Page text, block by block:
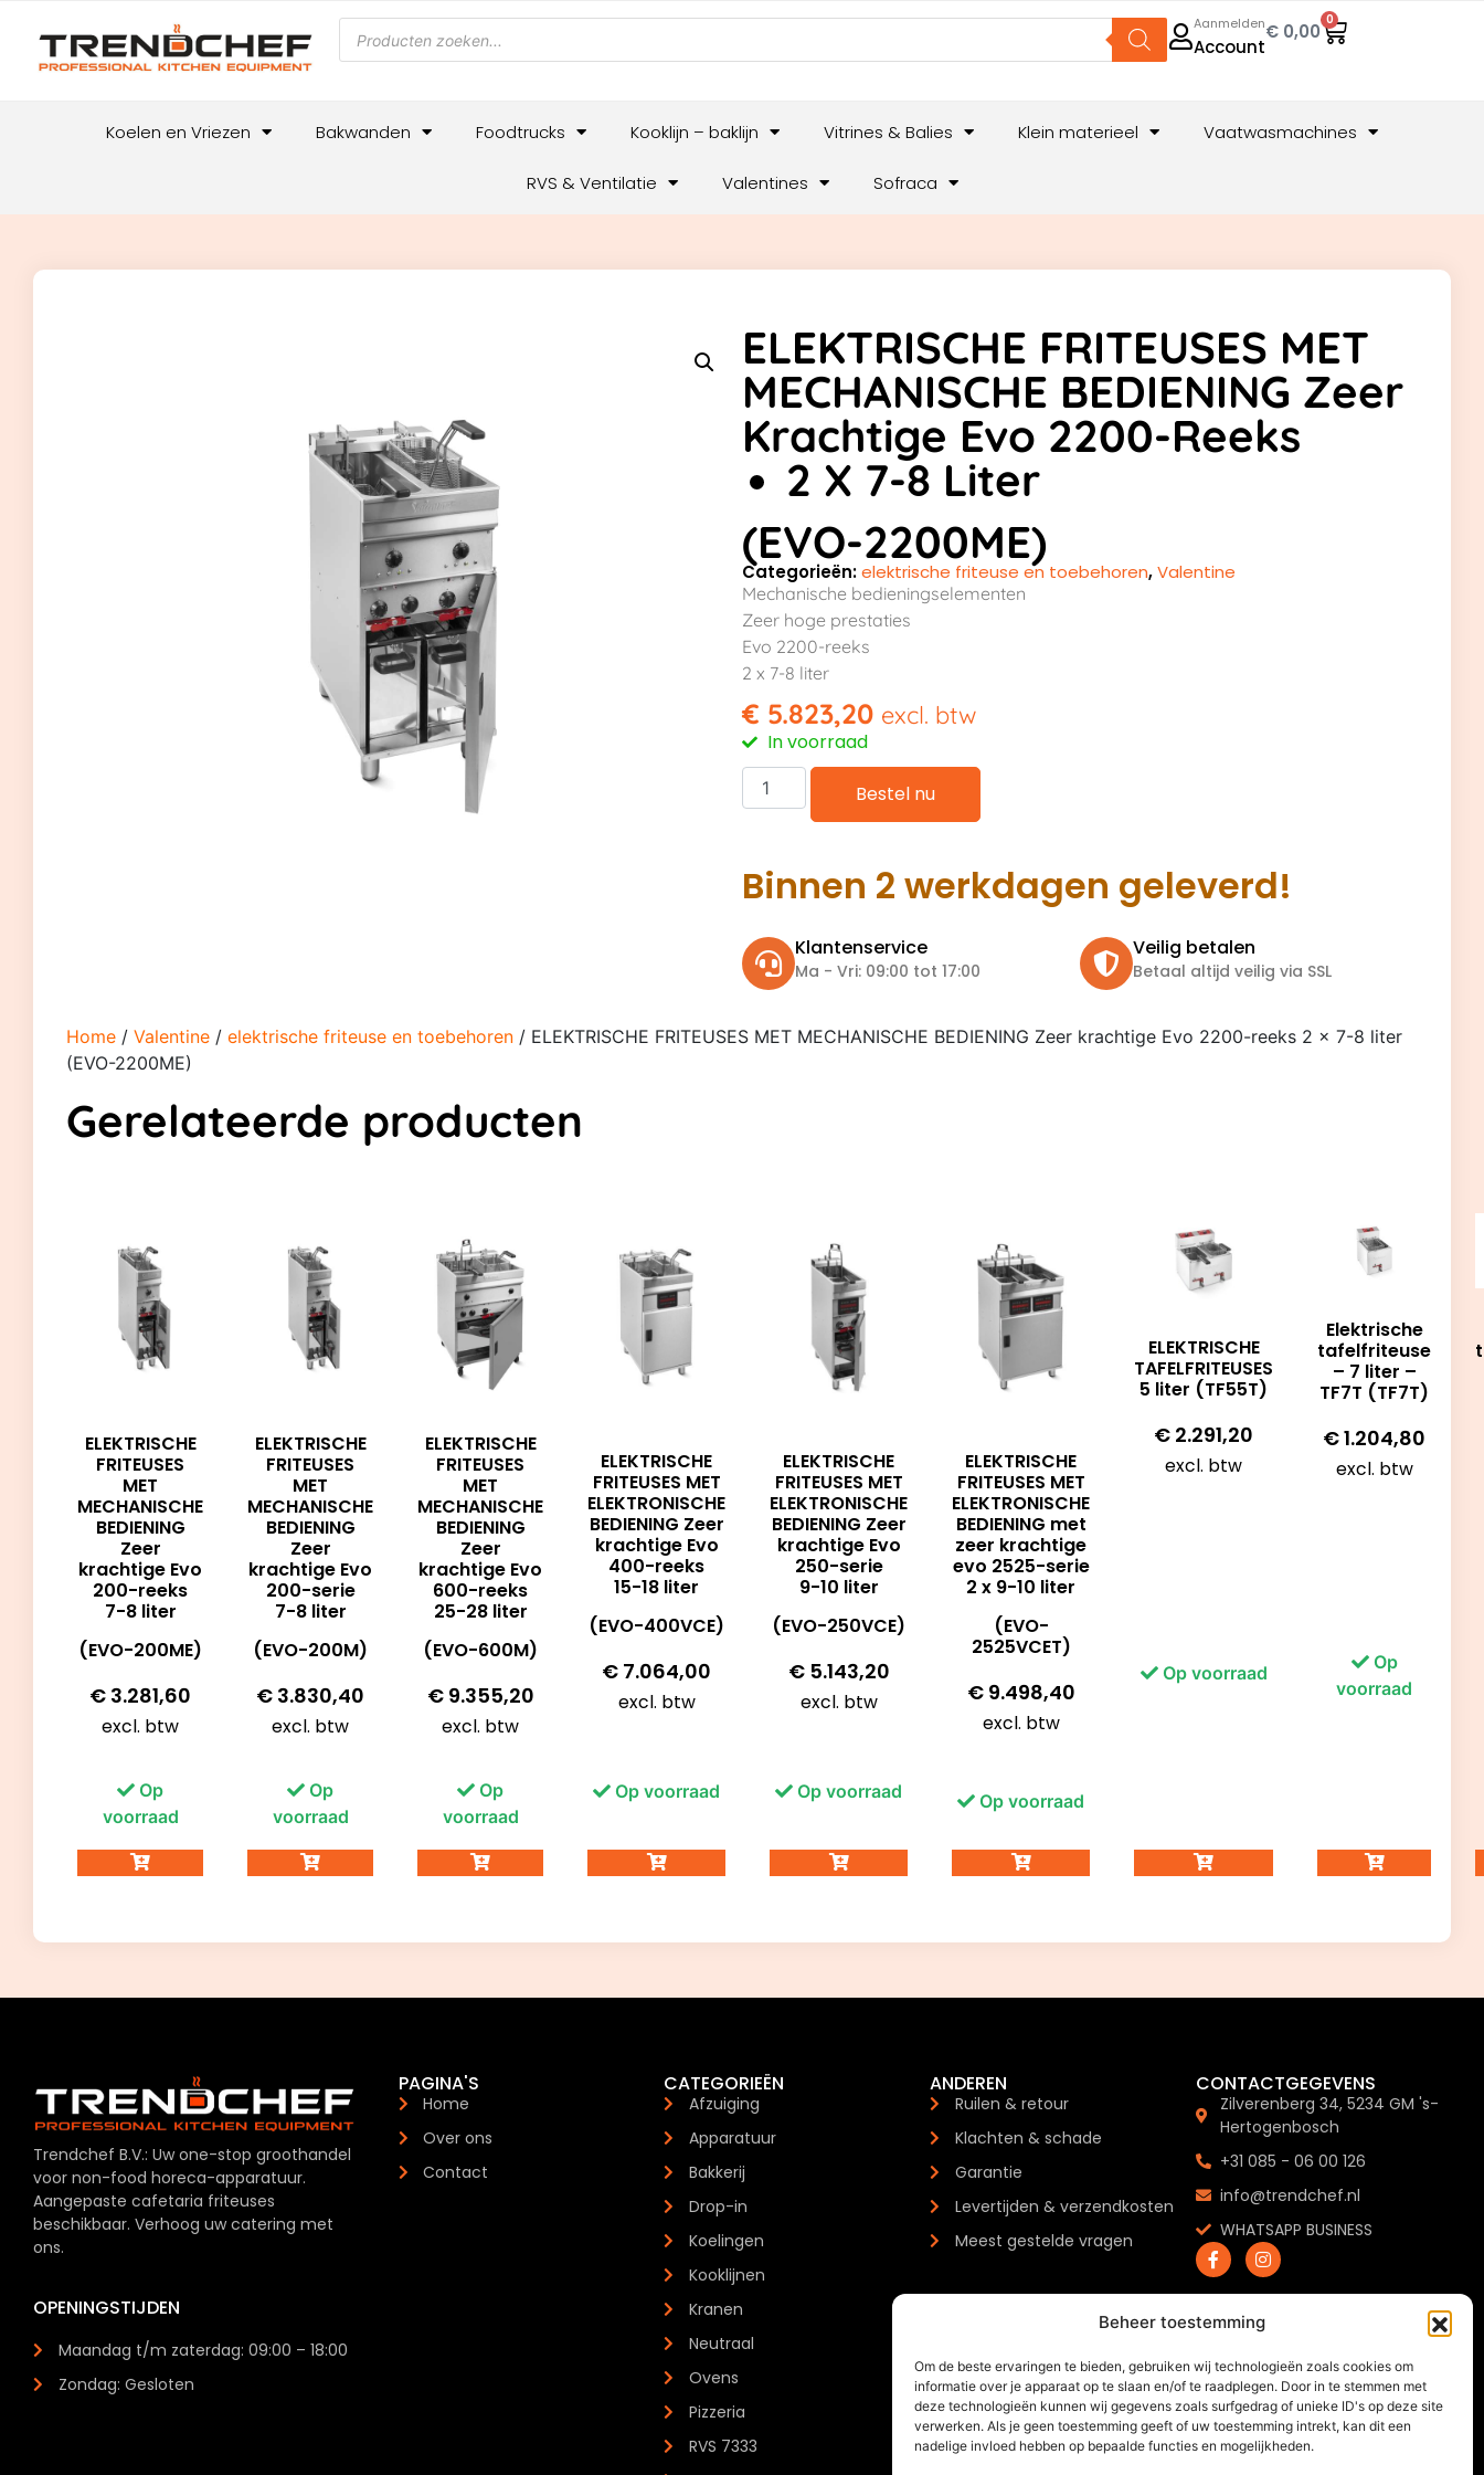
Beheer toestemming
Om de beste ervaringen te bieden, gebruiken wij technologieën zoals cookies om
informatie over je apparaat op te slaan en/of te raadplegen. Door in te stemmen met
deze technologieën kunnen wij gegevens zoals surfgedrag of unieke ID's op deze site
verwerken. Als je geen toestemming geeft of uw toestemming intrekt, kan dit een
nadelige invloed hebben op bepaalde functies en mogelijkheden.
Aanmelden
Account
€ 0,00
0
Koelen en Vriezen Bakwanden Foodtrucks Kooklijn – baklijn Vitrines & Balies Klein materieel Vaatwasmachines
RVS & Ventilatie Valentines Sofraca
ELEKTRISCHE FRITEUSES MET
MECHANISCHE BEDIENING Zeer
Krachtige Evo 2200-Reeks
2 X 7-8 Liter
(EVO-2200ME)
Categorieën:elektrische friteuse en toebehoren,Valentine
Mechanische bedieningselementen
Zeer hoge prestaties
Evo 2200-reeks
2 x 7-8 liter
€ 5.823,20 excl. btw
In voorraad
Bestel nu
Binnen 2 werkdagen geleverd!
Klantenservice
Ma - Vri: 09:00 tot 17:00
Veilig betalen
Betaal altijd veilig via SSL
Home / Valentine / elektrische friteuse en toebehoren / ELEKTRISCHE FRITEUSES MET MECHANISCHE BEDIENING Zeer krachtige Evo 2200-reeks 2 x 7-8 liter
(EVO-2200ME)
Gerelateerde producten
ELEKTRISCHE
FRITEUSES
MET
MECHANISCHE
BEDIENING
Zeer
krachtige Evo
200-reeks
7-8 liter
(EVO-200ME)
€ 3.281,60
excl. btw
Op
voorraad
ELEKTRISCHE
FRITEUSES
MET
MECHANISCHE
BEDIENING
Zeer
krachtige Evo
200-serie
7-8 liter
(EVO-200M)
€ 3.830,40
excl. btw
Op
voorraad
ELEKTRISCHE
FRITEUSES
MET
MECHANISCHE
BEDIENING
Zeer
krachtige Evo
600-reeks
25-28 liter
(EVO-600M)
€9.355,20
excl. btw
Op
voorraad
ELEKTRISCHE
FRITEUSES MET
ELEKTRONISCHE
BEDIENING Zeer
krachtige Evo
400-reeks
15-18 liter
(EVO-400VCE)
€ 7.064,00
excl. btw
Op voorraad
ELEKTRISCHE
FRITEUSES MET
ELEKTRONISCHE
BEDIENING Zeer
krachtige Evo
250-serie
9-10 liter
(EVO-250VCE)
€5.143,20
excl. btw
Op voorraad
ELEKTRISCHE
FRITEUSES MET
ELEKTRONISCHE
BEDIENING met
zeer krachtige
evo 2525-serie
2 x 9-10 liter
(EVO-
2525VCET)
€9.498,40
excl. btw
Op voorraad
ELEKTRISCHE
TAFELFRITEUSES
5 liter (TF55T)
€ 2.291,20
excl. btw
Op voorraad
Elektrische
tafelfriteuse
– 7 liter –
TF7T (TF7T)
€1.204,80
excl. btw
Op
voorraad
Trendchef B.V.: Uw one-stop groothandel
voor non-food horeca-apparatuur.
Aangepaste cafetaria friteuses
beschikbaar. Verhoog uw catering met
ons.
OPENINGSTIJDEN
Maandag t/m zaterdag: 09:00 – 18:00
Zondag: Gesloten
PAGINA'S
Home
Over ons
Contact
CATEGORIEËN
Afzuiging
Apparatuur
Bakkerij
Drop-in
Koelingen
Kooklijnen
Kranen
Neutraal
Ovens
Pizzeria
RVS 7333
ANDEREN
Ruilen & retour
Klachten & schade
Garantie
Levertijden & verzendkosten
Meest gestelde vragen
CONTACTGEGEVENS
Zilverenberg 34, 5234 GM 's-
Hertogenbosch
+31 085 - 06 00 126
info@trendchef.nl
WHATSAPP BUSINESS